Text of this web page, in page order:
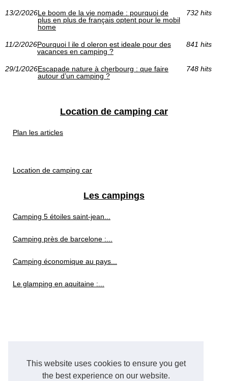
This website uses cookies to ensure you get
the best experience on our website.
13/2/2026Le boom de la vie nomade : pourquoi de
plus en plus de français optent pour le mobil
home
732 hits
11/2/2026Pourquoi l ile d oleron est ideale pour des
vacances en camping ?
841 hits
29/1/2026Escapade nature à cherbourg : que faire
autour d’un camping ?
748 hits
Location de camping car
Plan les articles
Location de camping car
Les campings
Camping 5 étoiles saint-jean...
Camping près de barcelone :...
Camping économique au pays...
Le glamping en aquitaine :...